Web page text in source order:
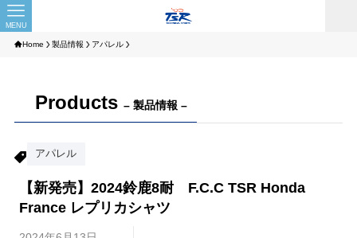
MENU
Home 製品情報 アパレル
Products – 製品情報 –
アパレル
【新発売】2024鈴鹿8耐 F.C.C TSR Honda
France レプリカシャツ